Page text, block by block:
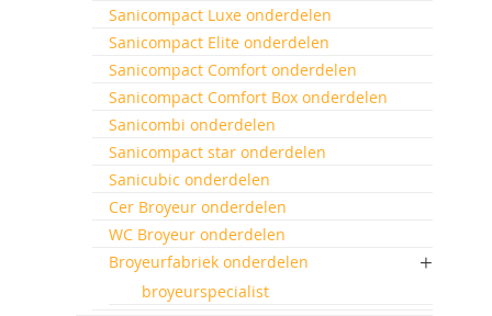
Sanicompact Luxe onderdelen
Sanicompact Elite onderdelen
Sanicompact Comfort onderdelen
Sanicompact Comfort Box onderdelen
Sanicombi onderdelen
Sanicompact star onderdelen
Sanicubic onderdelen
Cer Broyeur onderdelen
WC Broyeur onderdelen
Broyeurfabriek onderdelen
broyeurspecialist